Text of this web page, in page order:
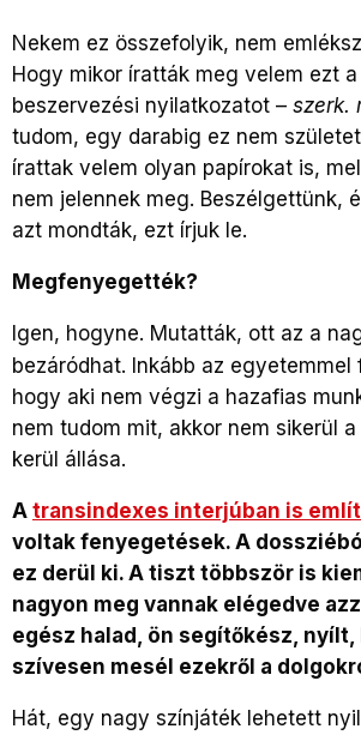
Nekem ez összefolyik, nem
Hogy mikor íratták meg velem ezt
beszervezési nyilatkozatot – szerk.
tudom, egy darabig ez nem
írattak velem olyan papírokat is,
nem jelennek meg. Beszélgettünk,
azt mondták, ezt írjuk le.
Megfenyegették?
Igen, hogyne. Mutatták, ott az a
bezáródhat. Inkább az
hogy aki nem végzi a hazafias
nem tudom mit, akkor nem sikerül
kerül állása.
A transindexes interjúban is
voltak fenyegetések. A
ez derül ki. A tiszt többször is
nagyon meg vannak elégedve
egész halad, ön segítőkész,
szívesen mesél ezekről a
Hát, egy nagy színjáték lehetett